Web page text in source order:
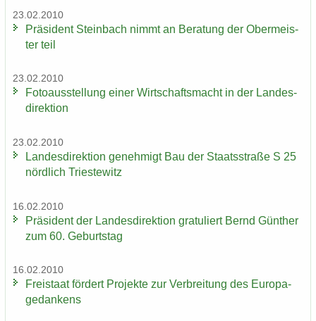
23.02.2010
Prä­si­dent Stein­bach nimmt an Be­ra­tung der Ober­meis­
ter teil
23.02.2010
Fo­to­aus­stel­lung einer Wirt­schafts­macht in der Lan­des­
di­rek­ti­on
23.02.2010
Lan­des­di­rek­ti­on ge­neh­migt Bau der Staats­stra­ße S 25
nörd­lich Tri­es­te­witz
16.02.2010
Prä­si­dent der Lan­des­di­rek­ti­on gra­tu­liert Bernd Gün­ther
zum 60. Ge­burts­tag
16.02.2010
Frei­staat för­dert Pro­jek­te zur Ver­brei­tung des Eu­ro­pa­
ge­dan­kens